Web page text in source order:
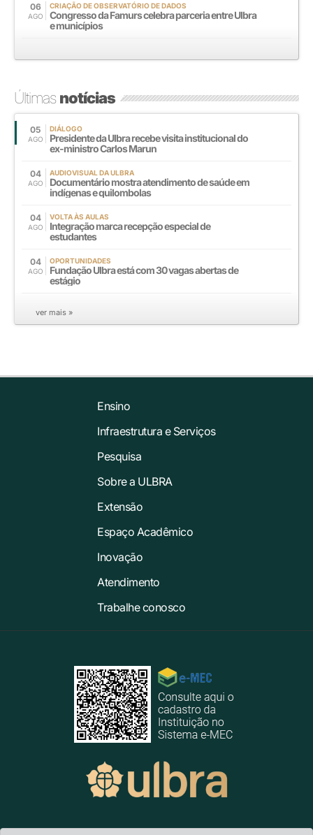
06
AGO
CRIAÇÃO DE OBSERVATÓRIO DE DADOS
Congresso da Famurs celebra parceria entre Ulbra
e municípios
Últimasnotícias
05
AGO
DIÁLOGO
Presidente da Ulbra recebe visita institucional do
ex-ministro Carlos Marun
04
AGO
AUDIOVISUAL DA ULBRA
Documentário mostra atendimento de saúde em
indígenas e quilombolas
04
AGO
VOLTA ÀS AULAS
Integração marca recepção especial de
estudantes
04
AGO
OPORTUNIDADES
Fundação Ulbra está com 30 vagas abertas de
estágio
ver mais »
Ensino
Infraestrutura e Serviços
Pesquisa
Sobre a ULBRA
Extensão
Espaço Acadêmico
Inovação
Atendimento
Trabalhe conosco